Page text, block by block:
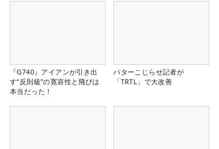
『G740』アイアンが引き出
す“反則級”の寛容性と飛びは
本当だった！
パターこじらせ記者が
「TRTL」で大改善